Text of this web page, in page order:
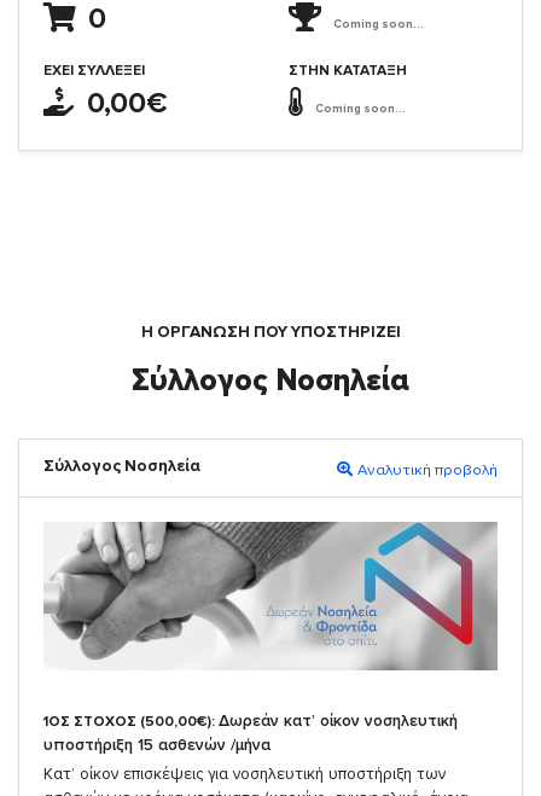
0
ΈΧΕΙ ΣΥΛΛΈΞΕΙ
0,00€
Coming soon...
ΣΤΗΝ ΚΑΤΆΤΑΞΗ
Coming soon...
Η ΟΡΓΆΝΩΣΗ ΠΟΥ ΥΠΟΣΤΗΡΙΖΕΙ
Σύλλογος Νοσηλεία
Σύλλογος Νοσηλεία Αναλυτική προβολή
1ΟΣ ΣΤΟΧΟΣ (500,00€): Δωρεάν κατ’ οίκον νοσηλευτική
υποστήριξη 15 ασθενών /μήνα
Κατ’ οίκον επισκέψεις για νοσηλευτική υποστήριξη των